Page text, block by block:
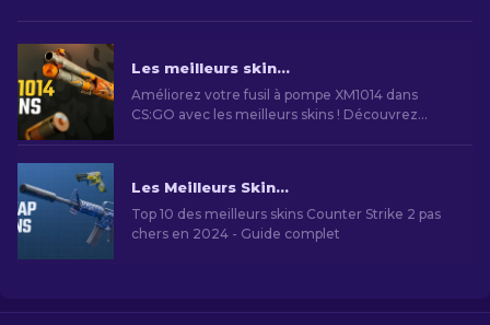
Les meilleurs skins XM1014 dans CS2 [2026]
Améliorez votre fusil à pompe XM1014 dans
CS:GO avec les meilleurs skins ! Découvrez
Les Meilleurs Skins Bon Marché dans CS2 [2026]
Top 10 des meilleurs skins Counter Strike 2 pas
chers en 2024 - Guide complet